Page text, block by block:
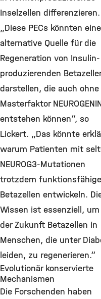
Inselzellen differenzieren.
„Diese PECs könnten eine
alternative Quelle für die
Regeneration von Insulin-
produzierenden
darstellen, die auch ohne
Masterfaktor
entstehen können“, so
Lickert. „Das könnte
warum Patienten mit
NEUROG3-Mutationen
trotzdem funktionsfähige
Betazellen entwickeln.
Wissen ist essenziell,
der Zukunft Betazellen in
Menschen, die unter
leiden, zu regenerieren.“
Evolutionär konservierte
Mechanismen
Die Forschenden haben